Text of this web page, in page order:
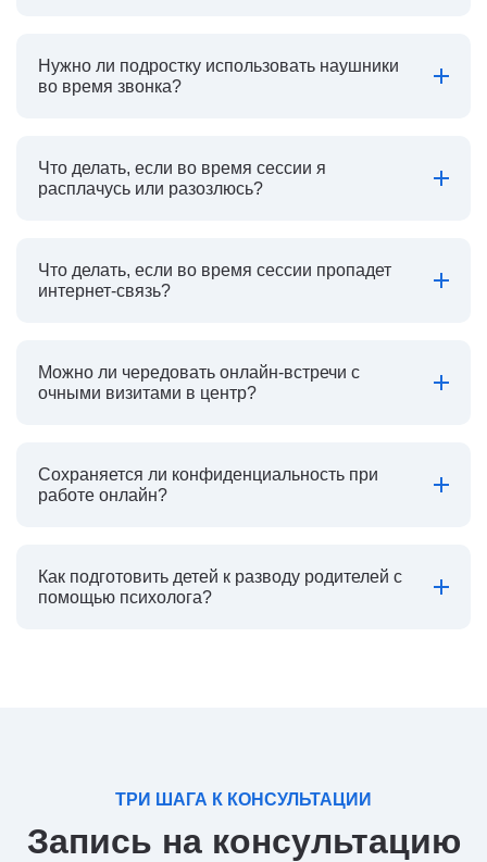
Нужно ли подростку использовать наушники
во время звонка?
Что делать, если во время сессии я
расплачусь или разозлюсь?
Что делать, если во время сессии пропадет
интернет-связь?
Можно ли чередовать онлайн-встречи с
очными визитами в центр?
Сохраняется ли конфиденциальность при
работе онлайн?
Как подготовить детей к разводу родителей с
помощью психолога?
ТРИ ШАГА К КОНСУЛЬТАЦИИ
Запись на консультацию